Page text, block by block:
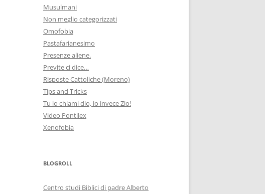
Musulmani
Non meglio categorizzati
Omofobia
Pastafarianesimo
Presenze aliene.
Previte ci dice…
Risposte Cattoliche (Moreno)
Tips and Tricks
Tu lo chiami dio, io invece Zio!
Video Pontilex
Xenofobia
BLOGROLL
Centro studi Biblici di padre Alberto